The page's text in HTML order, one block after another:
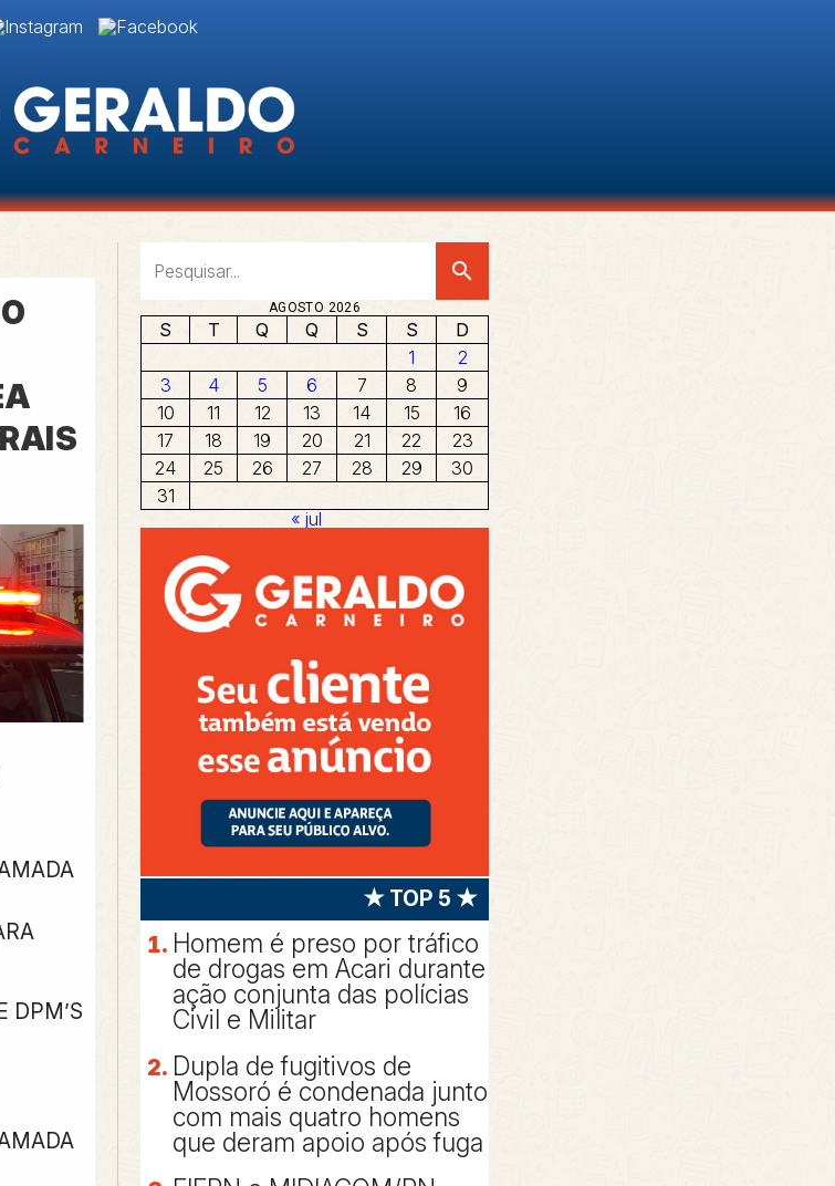
DPM’S
search
AGOSTO 2026
S T Q Q S S
D
1
2
3
4 5 6 7 8
9
10
11 12 13 14 15
16
17
18 19 20 21 22
23
24
25 26 27 28 29
30
31
« jul
★ TOP 5 ★
Homem é preso por tráfico
de drogas em Acari durante
ação conjunta das polícias
Civil e Militar
Dupla de fugitivos de
Mossoró é condenada junto
com mais quatro homens
que deram apoio após fuga